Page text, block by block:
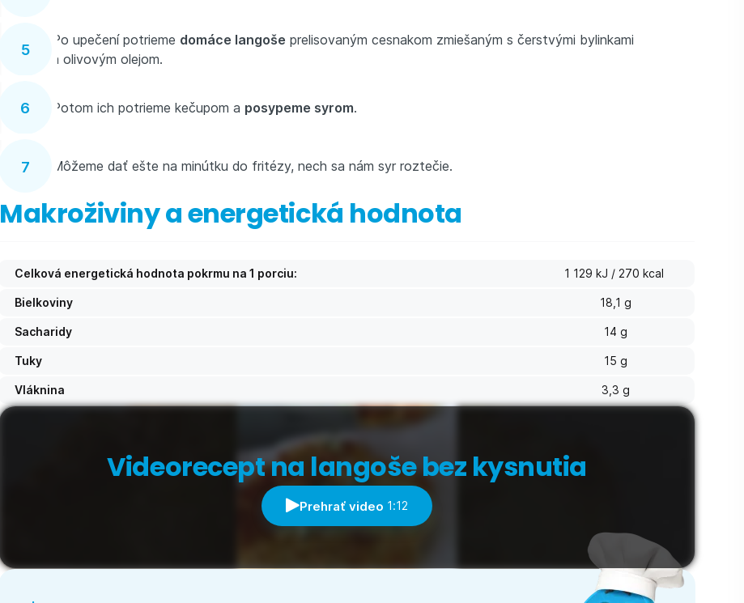
Po upečení potrieme domáce langoše prelisovaným cesnakom zmiešaným s čerstvými bylinkami
a olivovým olejom.
Potom ich potrieme kečupom a posypeme syrom.
Môžeme dať ešte na minútku do fritézy, nech sa nám syr roztečie.
Makroživiny a energetická hodnota
Celková energetická hodnota pokrmu na 1 porciu:
1 129 kJ / 270 kcal
Bielkoviny
18,1 g
Sacharidy
14 g
Tuky
15 g
Vláknina
3,3 g
Videorecept na langoše bez kysnutia
Prehrať video 1:12